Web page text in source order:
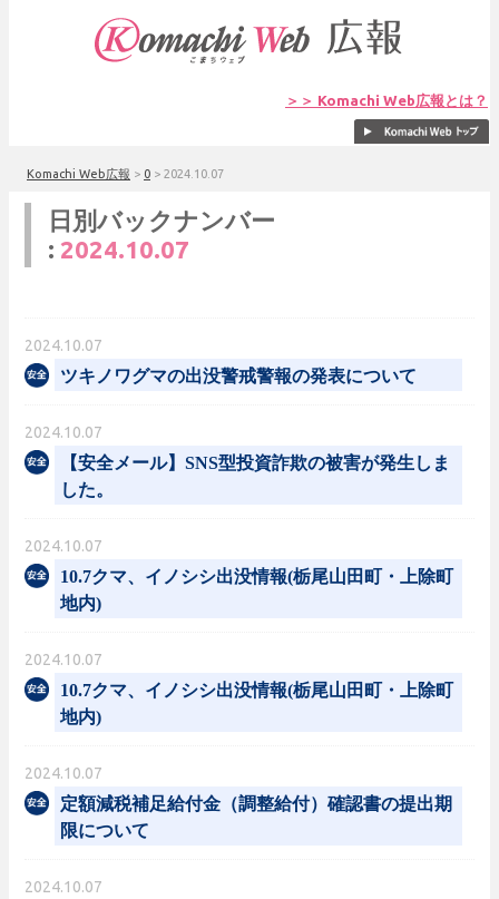
＞＞ Komachi Web広報とは？
Komachi Web広報 > 0 > 2024.10.07
日別バックナンバー
: 2024.10.07
2024.10.07
ツキノワグマの出没警戒警報の発表について
2024.10.07
【安全メール】SNS型投資詐欺の被害が発生しま
した。
2024.10.07
10.7クマ、イノシシ出没情報(栃尾山田町・上除町
地内)
2024.10.07
10.7クマ、イノシシ出没情報(栃尾山田町・上除町
地内)
2024.10.07
定額減税補足給付金（調整給付）確認書の提出期
限について
2024.10.07